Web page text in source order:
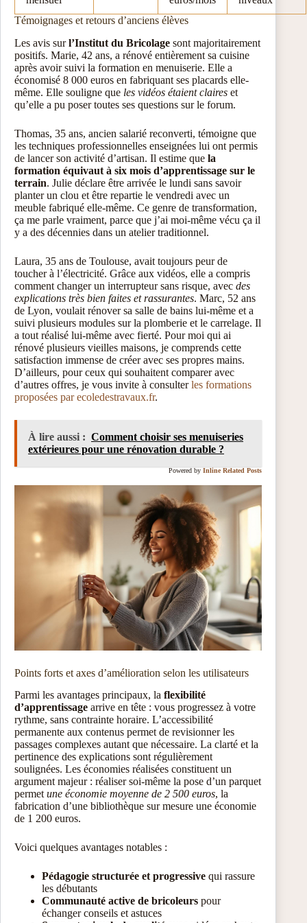
Témoignages et retours d’anciens élèves
Les avis surl’Institut du Bricolage sont majoritairement
positifs. Marie, 42 ans, a rénové entièrement sa cuisine
après avoir suivi la formation en menuiserie. Elle a
économisé 8 000 euros en fabriquant ses placards elle-
même. Elle souligne que les vidéos étaient claires et
qu’elle a pu poser toutes ses questions sur le forum.
Thomas, 35 ans, ancien salarié reconverti, témoigne que
les techniques professionnelles enseignées lui ont permis
de lancer son activité d’artisan. Il estime que la
formation équivaut à six mois d’apprentissage sur le
terrain. Julie déclare être arrivée le lundi sans savoir
planter un clou et être repartie le vendredi avec un
meuble fabriqué elle-même. Ce genre de transformation,
ça me parle vraiment, parce que j’ai moi-même vécu ça il
y a des décennies dans un atelier traditionnel.
Laura, 35 ans de Toulouse, avait toujours peur de
toucher à l’électricité. Grâce aux vidéos, elle a compris
comment changer un interrupteur sans risque, avec des
explications très bien faites et rassurantes. Marc, 52 ans
de Lyon, voulait rénover sa salle de bains lui-même et a
suivi plusieurs modules sur la plomberie et le carrelage. Il
a tout réalisé lui-même avec fierté. Pour moi qui ai
rénové plusieurs vieilles maisons, je comprends cette
satisfaction immense de créer avec ses propres mains.
D’ailleurs, pour ceux qui souhaitent comparer avec
d’autres offres, je vous invite à consulterles formations
proposées par ecoledestravaux.fr.
À lire aussi : Comment choisir ses menuiseries
extérieures pour une rénovation durable ?
Powered by Inline Related Posts
Points forts et axes d’amélioration selon les utilisateurs
Parmi les avantages principaux, la flexibilité
d’apprentissage arrive en tête : vous progressez à votre
rythme, sans contrainte horaire. L’accessibilité
permanente aux contenus permet de revisionner les
passages complexes autant que nécessaire. La clarté et la
pertinence des explications sont régulièrement
soulignées. Les économies réalisées constituent un
argument majeur : réaliser soi-même la pose d’un parquet
permet une économie moyenne de 2 500 euros, la
fabrication d’une bibliothèque sur mesure une économie
de 1 200 euros.
Voici quelques avantages notables :
Pédagogie structurée et progressive qui rassure
les débutants
Communauté active de bricoleurs pour
échanger conseils et astuces